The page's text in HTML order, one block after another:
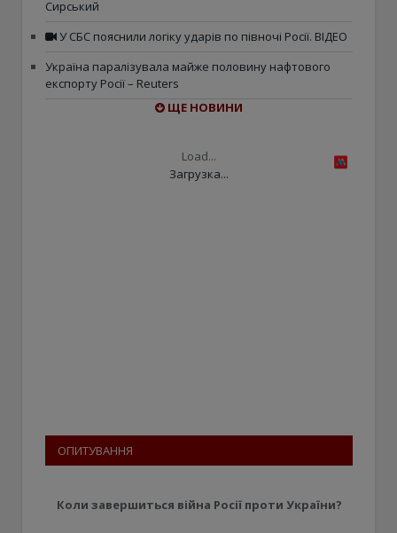
Сирський
У СБС пояснили логіку ударів по півночі Росії. ВІДЕО
Україна паралізувала майже половину нафтового
експорту Росії – Reuters
ЩЕ НОВИНИ
Load...
Загрузка...
ОПИТУВАННЯ
Коли завершиться війна Росії проти України?